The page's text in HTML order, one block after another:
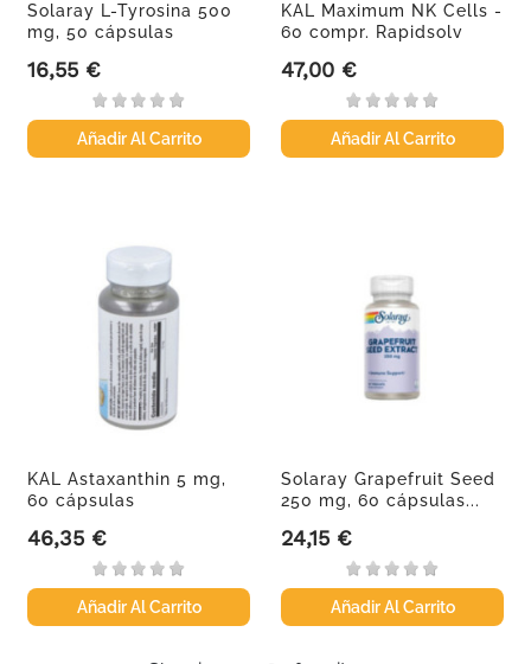
Solaray L-Tyrosina 500
mg, 50 cápsulas
Precio
16,55 €
Añadir Al Carrito
KAL Maximum NK Cells -
60 compr. Rapidsolv
Precio
47,00 €
Añadir Al Carrito
KAL Astaxanthin 5 mg,
60 cápsulas
Precio
46,35 €
Añadir Al Carrito
Solaray Grapefruit Seed
250 mg, 60 cápsulas...
Precio
24,15 €
Añadir Al Carrito